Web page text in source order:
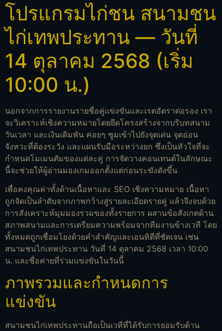
โปรแกรมไก่ชน สนามชน
ไก่เทพประทาน — วันที่
14 ตุลาคม 2568 (เริ่ม
10:00 น.)
นอกจากการรายงานรายชื่อคู่แข่งขันและเรตอัตราต่อรอง เรา
จะวิเคราะห์เชิงความหมายโดยยึดโครงสร้างจากบริบทสนาม
วันเวลา และเงินเดิมพัน ค่อยๆ ซูมเข้าไปยังจุดเด่น จุดอ่อน
จังหวะที่ต้องระวัง และแผนรับมือระหว่างยก ซึ่งเป็นหัวใจที่จะ
กำหนดโมเมนตัมของแต่ละคู่ การจัดวางคอนเทนต์ในลักษณะ
นี้จะช่วยให้ผู้อ่านมองเกมออกตั้งแต่ก่อนระฆังดังขึ้น
เพื่อคงคุณค่าทั้งด้านเนื้อหาและ SEO เชิงความหมาย เนื้อหา
ถูกจัดเป็นลำดับจากภาพกว้างสู่รายละเอียดรายคู่ แล้วจึงจบด้วย
การสังเคราะห์มุมมองรวมของทั้งรายการ ผสานข้อสังเกตด้าน
สภาพสนามและการเตรียมความพร้อมจากทีมงานข้างเวที โดย
ทั้งหมดถูกเชื่อมโยงด้วยคำสำคัญและเอนทิตีที่ชัดเจน เช่น
สนามชนไก่เทพประทาน วันที่ 14 ตุลาคม 2568 เวลา 10:00
น. และชื่อค่ายที่ร่วมแข่งขันในวันนี้
ภาพรวมและกำหนดการ
แข่งขัน
สนามชนไก่เทพประทานถือเป็นเวทีที่ได้รับการยอมรับด้าน